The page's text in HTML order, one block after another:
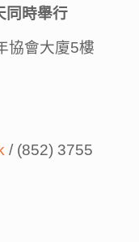
同時舉行
協會大廈5樓
/ (852) 3755